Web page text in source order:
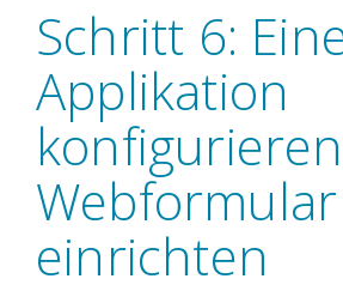
Schritt 6:
Applikation
Webformular
einrichten